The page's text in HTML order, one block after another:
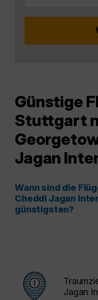
Günstige
Stuttgart
Jagan
Wann sind die
Cheddi Jagan
günstigsten?
Jagan